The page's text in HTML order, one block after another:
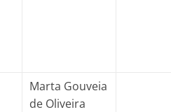
Marta Gouveia
de Oliveira